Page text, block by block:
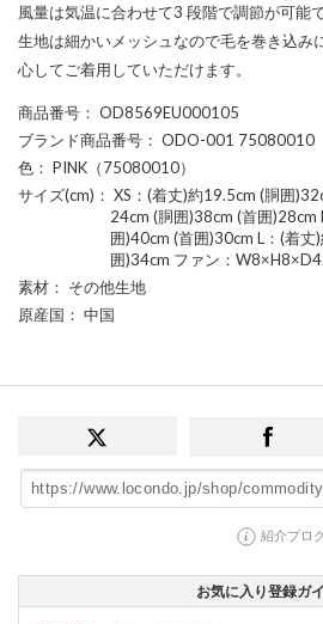
風量は気温に合わせて3 段階で調節が可能で
生地は細かいメッシュなので毛を巻き込み
心してご着用していただけます。
商品番号 ： OD8569EU000105
ブランド商品番号 ： ODO-001 75080010
色 ： PINK（75080010）
サイズ(cm) ： XS：(着丈)約19.5cm (胴囲
24cm (胴囲)38cm (首囲)28cm
囲)40cm (首囲)30cm L：(着
囲)34cm ファン：
素材 ： その他生地
原産国 ： 中国
紹介プロ
お気に入り登録ガ